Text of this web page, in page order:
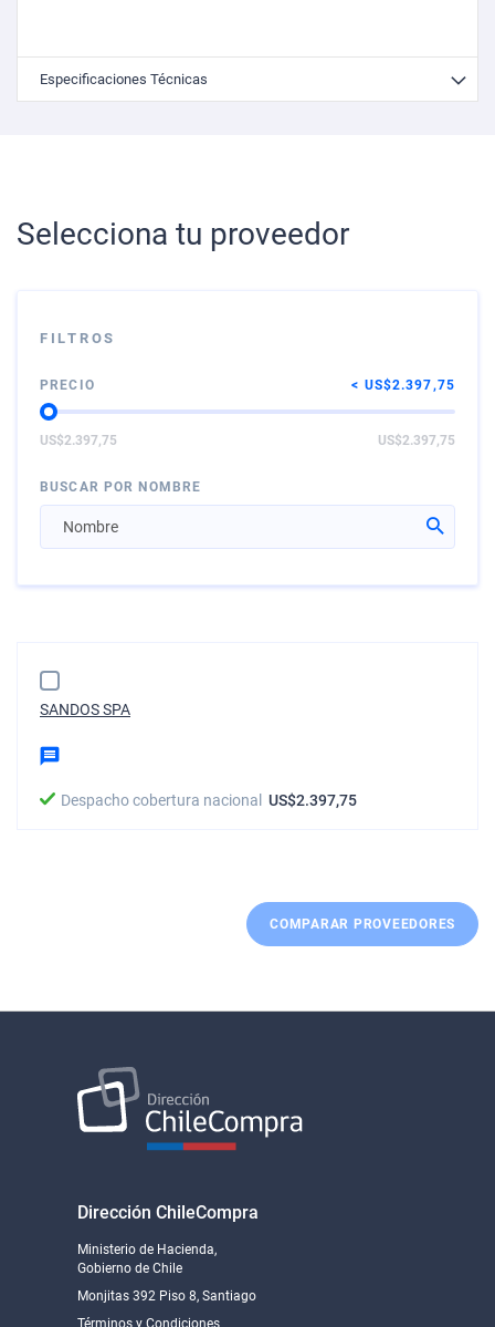
Especificaciones Técnicas
Selecciona tu proveedor
FILTROS
PRECIO US$2.397,75
US$2.397,75 US$2.397,75
BUSCAR POR NOMBRE
SANDOS SPA
Despacho cobertura nacional US$2.397,75
COMPARAR PROVEEDORES
Dirección ChileCompra
Ministerio de Hacienda,
Gobierno de Chile
Monjitas 392 Piso 8, Santiago